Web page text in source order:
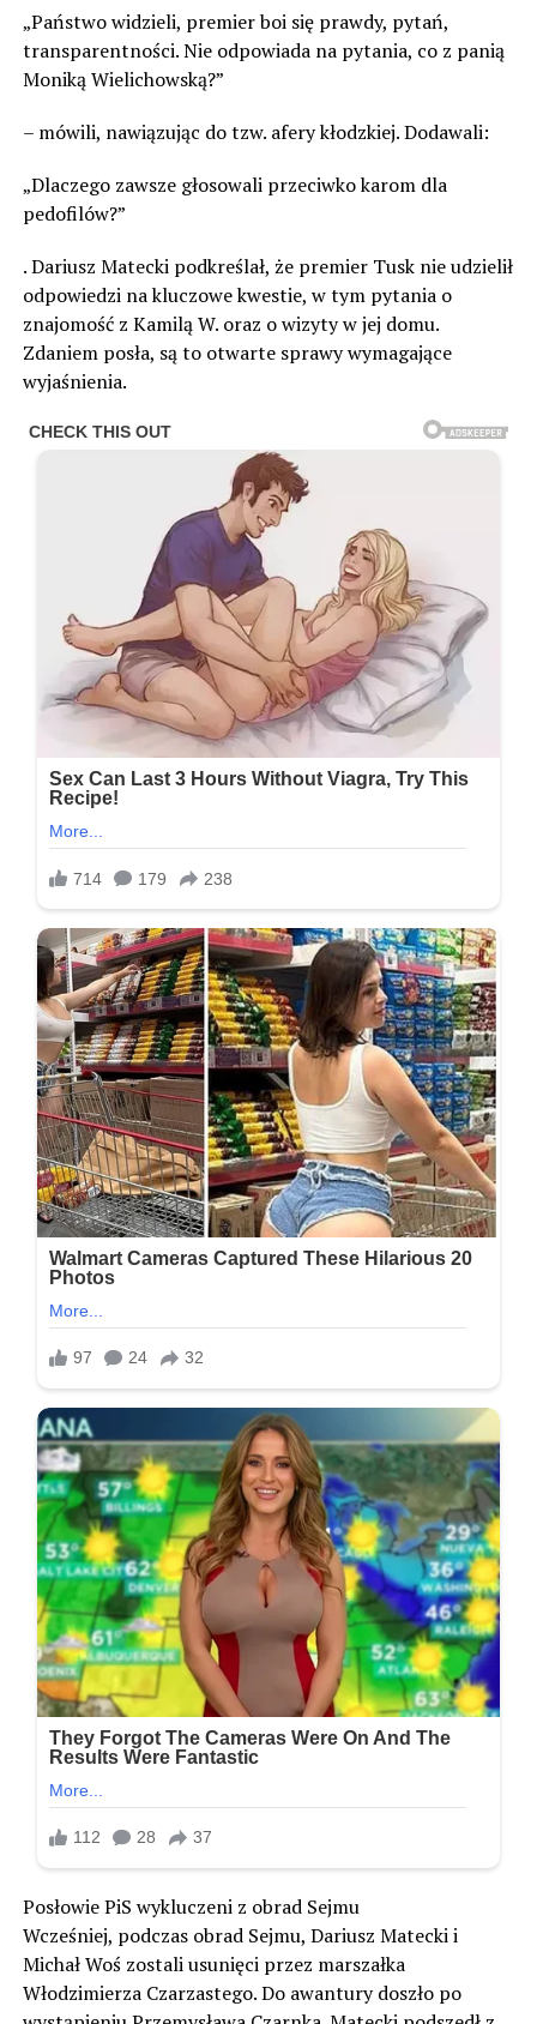
„Państwo widzieli, premier boi się prawdy, pytań,
transparentności. Nie odpowiada na pytania, co z panią
Moniką Wielichowską?”
– mówili, nawiązując do tzw. afery kłodzkiej. Dodawali:
„Dlaczego zawsze głosowali przeciwko karom dla
pedofilów?”
. Dariusz Matecki podkreślał, że premier Tusk nie udzielił
odpowiedzi na kluczowe kwestie, w tym pytania o
znajomość z Kamilą W. oraz o wizyty w jej domu.
Zdaniem posła, są to otwarte sprawy wymagające
wyjaśnienia.
Posłowie PiS wykluczeni z obrad Sejmu
Wcześniej, podczas obrad Sejmu, Dariusz Matecki i
Michał Woś zostali usunięci przez marszałka
Włodzimierza Czarzastego. Do awantury doszło po